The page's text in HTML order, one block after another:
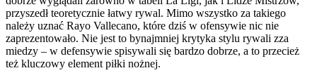
przyszedł teoretycznie łatwy rywal. Mimo wszystko za takiego
należy uznać Rayo Vallecano, które dziś w ofensywie nic nie
zaprezentowało. Nie jest to bynajmniej krytyka stylu rywali zza
miedzy – w defensywie spisywali się bardzo dobrze, a to przecież
też kluczowy element piłki nożnej.